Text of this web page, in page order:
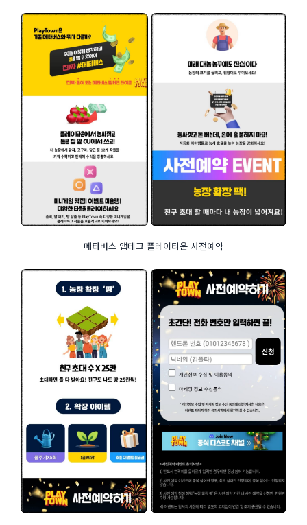
메타버스 앱테크 플레이타운 사전예약